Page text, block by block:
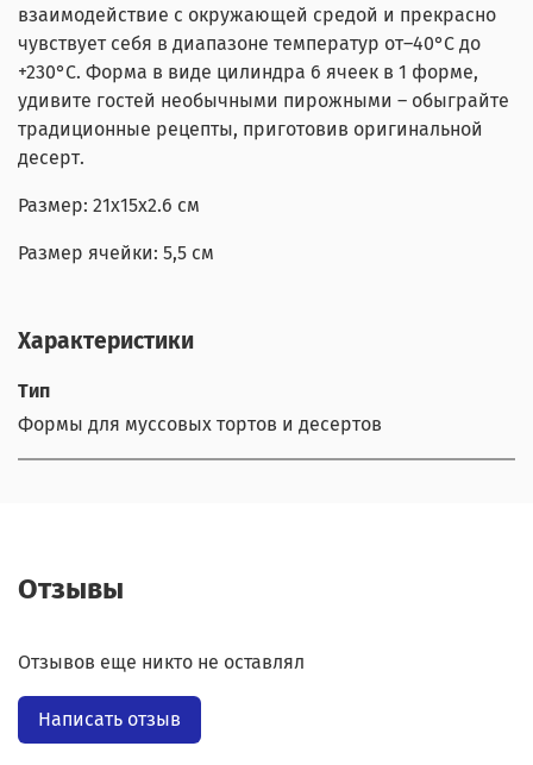
взаимодействие с окружающей средой и прекрасно
чувствует себя в диапазоне температур от–40°C до
+230°C. Форма в виде цилиндра 6 ячеек в 1 форме,
удивите гостей необычными пирожными – обыграйте
традиционные рецепты, приготовив оригинальной
десерт.
Размер: 21x15x2.6 см
Размер ячейки: 5,5 см
Характеристики
Тип
Формы для муссовых тортов и десертов
Отзывы
Отзывов еще никто не оставлял
Написать отзыв